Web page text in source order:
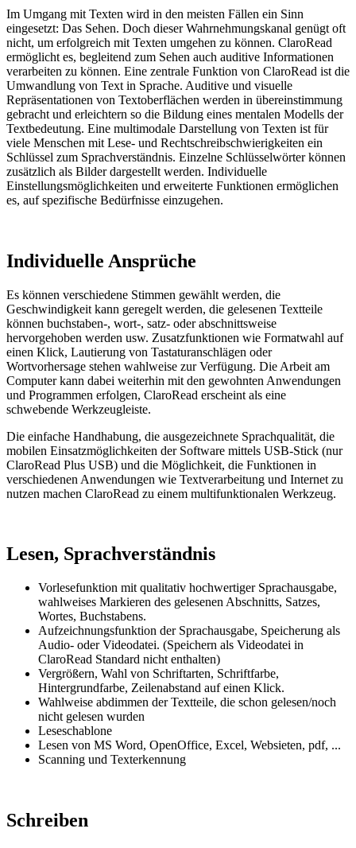
Im Umgang mit Texten wird in den meisten Fällen ein Sinn
eingesetzt: Das Sehen. Doch dieser Wahrnehmungskanal genügt oft
nicht, um erfolgreich mit Texten umgehen zu können. ClaroRead
ermöglicht es, begleitend zum Sehen auch auditive Informationen
verarbeiten zu können. Eine zentrale Funktion von ClaroRead ist die
Umwandlung von Text in Sprache. Auditive und visuelle
Repräsentationen von Textoberflächen werden in übereinstimmung
gebracht und erleichtern so die Bildung eines mentalen Modells der
Textbedeutung. Eine multimodale Darstellung von Texten ist für
viele Menschen mit Lese- und Rechtschreibschwierigkeiten ein
Schlüssel zum Sprachverständnis. Einzelne Schlüsselwörter können
zusätzlich als Bilder dargestellt werden. Individuelle
Einstellungsmöglichkeiten und erweiterte Funktionen ermöglichen
es, auf spezifische Bedürfnisse einzugehen.
Individuelle Ansprüche
Es können verschiedene Stimmen gewählt werden, die
Geschwindigkeit kann geregelt werden, die gelesenen Textteile
können buchstaben-, wort-, satz- oder abschnittsweise
hervorgehoben werden usw. Zusatzfunktionen wie Formatwahl auf
einen Klick, Lautierung von Tastaturanschlägen oder
Wortvorhersage stehen wahlweise zur Verfügung. Die Arbeit am
Computer kann dabei weiterhin mit den gewohnten Anwendungen
und Programmen erfolgen, ClaroRead erscheint als eine
schwebende Werkzeugleiste.
Die einfache Handhabung, die ausgezeichnete Sprachqualität, die
mobilen Einsatzmöglichkeiten der Software mittels USB-Stick (nur
ClaroRead Plus USB) und die Möglichkeit, die Funktionen in
verschiedenen Anwendungen wie Textverarbeitung und Internet zu
nutzen machen ClaroRead zu einem multifunktionalen Werkzeug.
Lesen, Sprachverständnis
Vorlesefunktion mit qualitativ hochwertiger Sprachausgabe,
wahlweises Markieren des gelesenen Abschnitts, Satzes,
Wortes, Buchstabens.
Aufzeichnungsfunktion der Sprachausgabe, Speicherung als
Audio- oder Videodatei. (Speichern als Videodatei in
ClaroRead Standard nicht enthalten)
Vergrößern, Wahl von Schriftarten, Schriftfarbe,
Hintergrundfarbe, Zeilenabstand auf einen Klick.
Wahlweise abdimmen der Textteile, die schon gelesen/noch
nicht gelesen wurden
Leseschablone
Lesen von MS Word, OpenOffice, Excel, Websieten, pdf, ...
Scanning und Texterkennung
Schreiben